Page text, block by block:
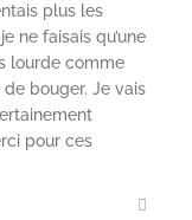
plus les
ne faisais qu’une
lourde comme
bouger. Je vais
pour ces